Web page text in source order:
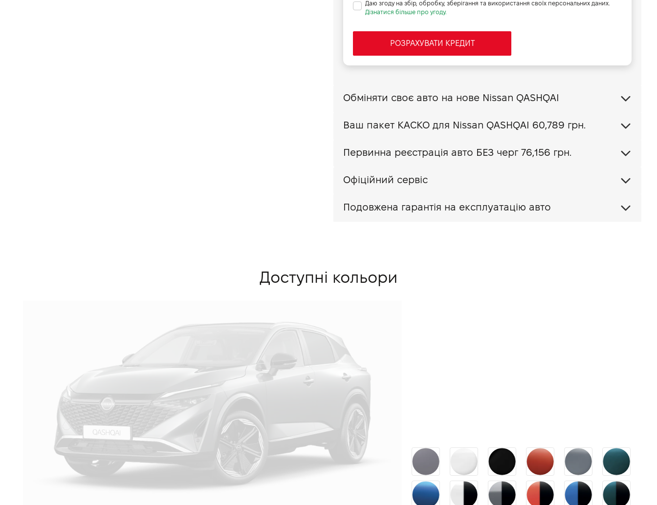
Даю згоду на збір, обробку, зберігання та використання своїх персональних даних.
Дізнатися більше про угоду.
РОЗРАХУВАТИ КРЕДИТ
Обміняти своє авто на нове Nissan QASHQAI
Ваш пакет КАСКО для Nissan QASHQAI 60,789 грн.
Первинна реєстрація авто БЕЗ черг 76,156 грн.
Офіційний сервіс
Подовжена гарантія на експлуатацію авто
Доступні кольори